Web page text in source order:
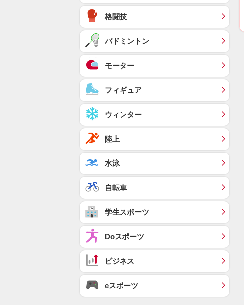
格闘技
バドミントン
モーター
フィギュア
ウィンター
陸上
水泳
自転車
学生スポーツ
Doスポーツ
ビジネス
eスポーツ